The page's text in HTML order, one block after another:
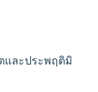
และประพฤติมิ